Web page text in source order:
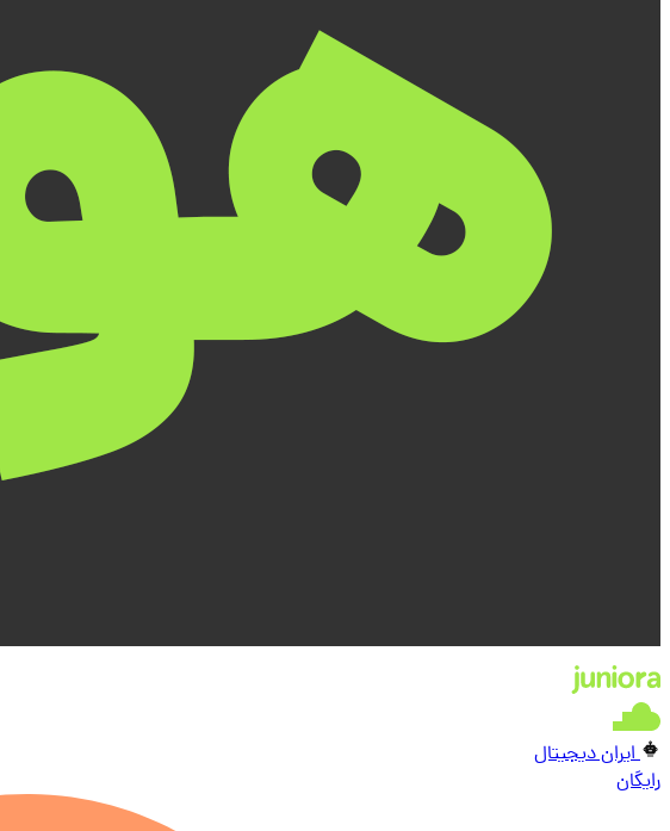
ایران دیجیتال
رایگان